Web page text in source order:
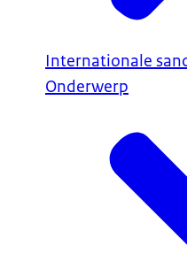
Internationale
Onderwerp